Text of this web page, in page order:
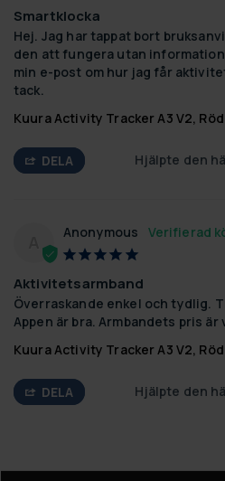
Smartklocka
Hej. Jag har tappat bort
den att fungera utan
min e-post om hur jag får
tack.
Kuura Activity Tracker A3 V2, Röd
DELA Hjälpte den
Anonymous
Aktivitetsarmband
Överraskande enkel och tydlig.
Appen är bra. Armbandets pris
Kuura Activity Tracker A3 V2, Röd
DELA Hjälpte den